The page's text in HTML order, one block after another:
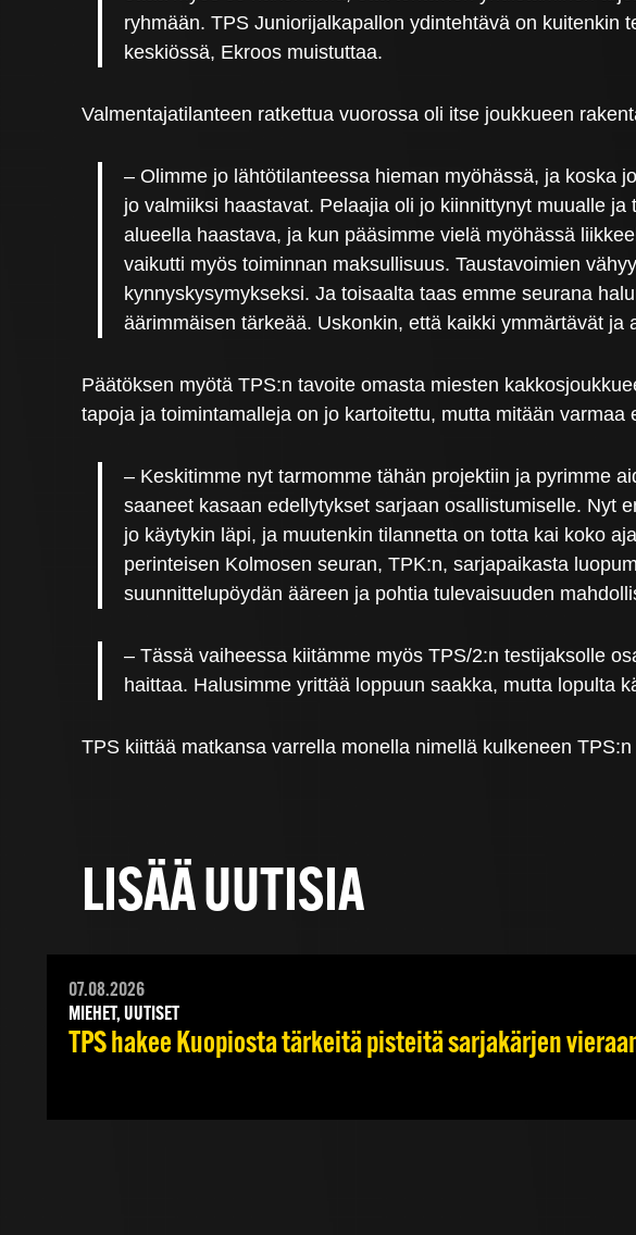
ryhmään. TPS Juniorijalkapallon ydintehtävä on kuitenkin
keskiössä, Ekroos muistuttaa.
Valmentajatilanteen ratkettua vuorossa oli itse joukkueen
– Olimme jo lähtötilanteessa hieman myöhässä, ja koska
jo valmiiksi haastavat. Pelaajia oli jo kiinnittynyt muualle
alueella haastava, ja kun pääsimme vielä myöhässä
vaikutti myös toiminnan maksullisuus. Taustavoimien
kynnyskysymykseksi. Ja toisaalta taas emme seurana
äärimmäisen tärkeää. Uskonkin, että kaikki ymmärtävät ja
Päätöksen myötä TPS:n tavoite omasta miesten
tapoja ja toimintamalleja on jo kartoitettu, mutta mitään
– Keskitimme nyt tarmomme tähän projektiin ja pyrimme
saaneet kasaan edellytykset sarjaan osallistumiselle. Nyt
jo käytykin läpi, ja muutenkin tilannetta on totta kai koko
perinteisen Kolmosen seuran, TPK:n, sarjapaikasta
suunnittelupöydän ääreen ja pohtia tulevaisuuden
– Tässä vaiheessa kiitämme myös TPS/2:n testijaksolle
haittaa. Halusimme yrittää loppuun saakka, mutta lopulta
TPS kiittää matkansa varrella monella nimellä kulkeneen
LISÄÄ UUTISIA
07.08.2026
MIEHET, UUTISET
TPS hakee Kuopiosta tärkeitä pisteitä sarjakärjen